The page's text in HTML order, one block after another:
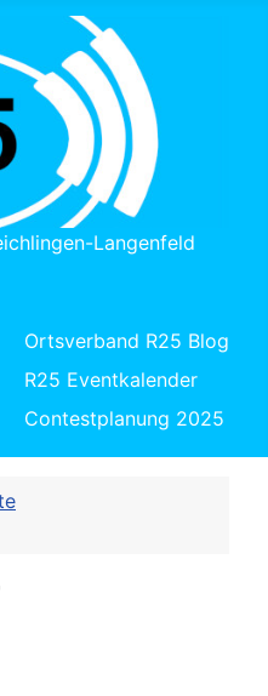
Langenfeld
Ortsverband R25 Blog
R25 Eventkalender
Contestplanung 2025